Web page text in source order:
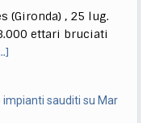
– Il portavoce
Houthi, Yahya
nelle regioni di Madrid